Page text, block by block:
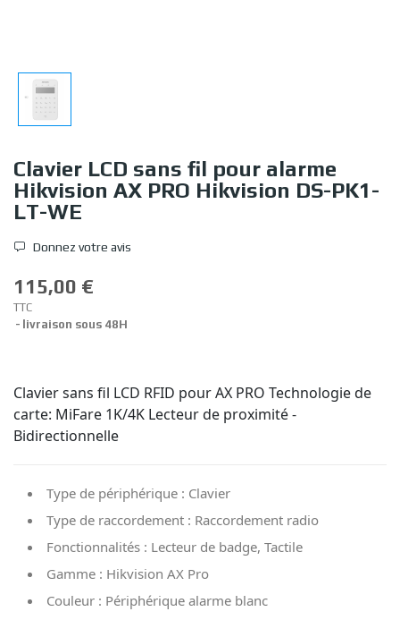
Clavier LCD sans fil pour alarme
Hikvision AX PRO Hikvision DS-PK1-
LT-WE
Donnez votre avis
115,00 €
TTC
livraison sous 48H
Clavier sans fil LCD RFID pour AX PRO Technologie de
carte: MiFare 1K/4K Lecteur de proximité -
Bidirectionnelle
Type de périphérique : Clavier
Type de raccordement : Raccordement radio
Fonctionnalités : Lecteur de badge, Tactile
Gamme : Hikvision AX Pro
Couleur : Périphérique alarme blanc